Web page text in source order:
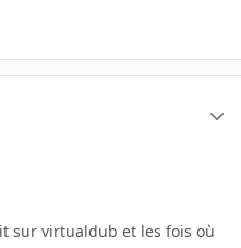
sur virtualdub et les fois où